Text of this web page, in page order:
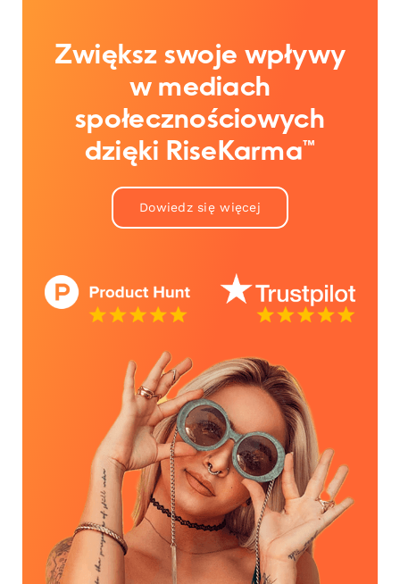
Zwiększ swoje wpływy
w mediach
społecznościowych
dzięki RiseKarma™
Dowiedz się więcej